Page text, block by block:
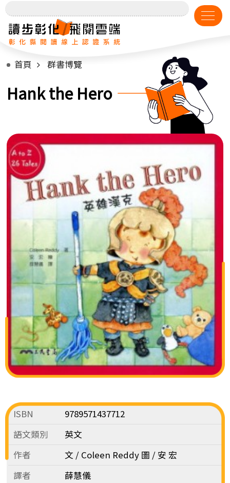
首頁 群書博覽
Hank the Hero
ISBN
9789571437712
語文類別
英文
作者
文 / Coleen Reddy 圖 / 安 宏
譯者
薛慧儀